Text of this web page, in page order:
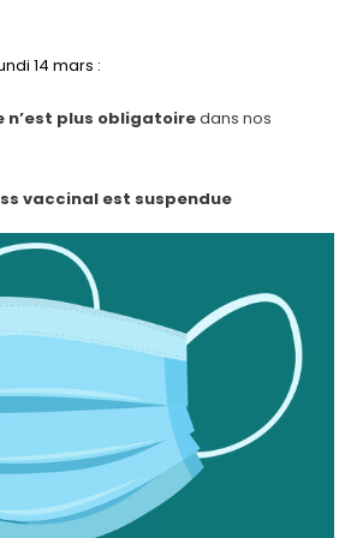
14 mars :
n’est plus obligatoiredans nos
vaccinal est suspendue